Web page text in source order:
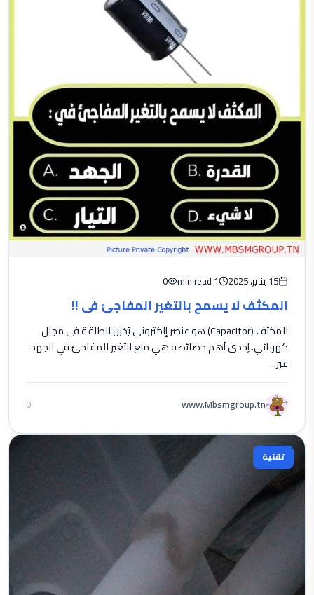
15 يناير، 2025 1 min read
0
المكثف لا يسمح بالتغير المفاجئ في !!
المكثف (Capacitor) هو عنصر إلكتروني يُخزن الطاقة في مجال
كهربائي. إحدى أهم خصائصه هي منع التغير المفاجئ في الجهد
عبر...
www.Mbsmgroup.tn
0
تقنية